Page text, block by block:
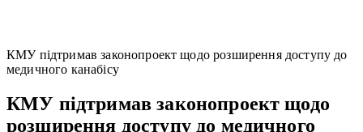
КМУ підтримав законопроект щодо розширення доступу до
медичного канабісу
КМУ підтримав законопроект щодо
розширення доступу до медичного